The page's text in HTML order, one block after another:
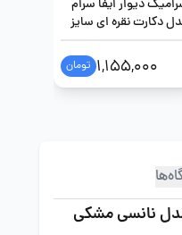
دیوار ایفا سرام
دکارت نقره ای سایز
1,155,000 تومان
نانسی مشکی